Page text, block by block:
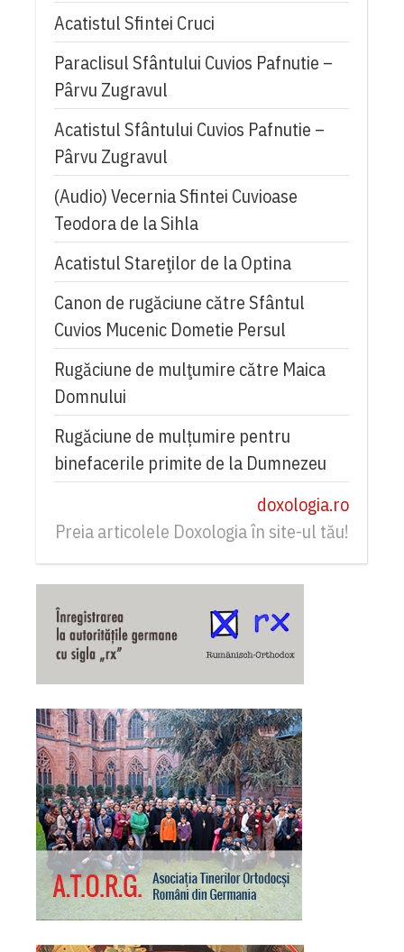
Acatistul Sfintei Cruci
Paraclisul Sfântului Cuvios Pafnutie –
Pârvu Zugravul
Acatistul Sfântului Cuvios Pafnutie –
Pârvu Zugravul
(Audio) Vecernia Sfintei Cuvioase
Teodora de la Sihla
Acatistul Stareţilor de la Optina
Canon de rugăciune către Sfântul
Cuvios Mucenic Dometie Persul
Rugăciune de mulţumire către Maica
Domnului
Rugăciune de mulțumire pentru
binefacerile primite de la Dumnezeu
doxologia.ro
Preia articolele Doxologia în site-ul tău!